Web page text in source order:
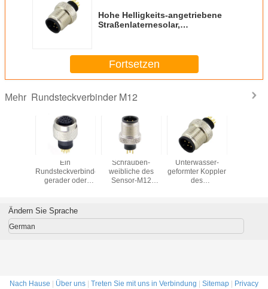
Hohe Helligkeits-angetriebene
Straßenlaternesolar,
Fortsetzen
Mehr Rundsteckverbinder M12
Ein
Rundsteckverbinder-
gerader oder
X S Code-M12
Schrauben-
weibliche des
Sensor-M12
Verbindungsstück-
Schale
Unterwasser-
geformter Koppler
des
Schraubensicherungs-
medizinisches
Ändern Sie Sprache
German
Nach Hause Über uns Treten Sie mit uns in Verbindung Sitemap
Privacy